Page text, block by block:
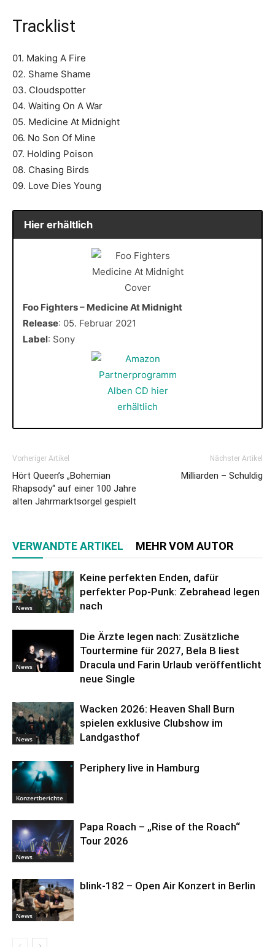
Tracklist
01. Making A Fire
02. Shame Shame
03. Cloudspotter
04. Waiting On A War
05. Medicine At Midnight
06. No Son Of Mine
07. Holding Poison
08. Chasing Birds
09. Love Dies Young
Hier erhältlich
Foo Fighters – Medicine At Midnight
Release: 05. Februar 2021
Label: Sony
Vorheriger Artikel
Hört Queen’s „Bohemian
Rhapsody“ auf einer 100 Jahre
alten Jahrmarktsorgel gespielt
Nächster Artikel
Milliarden – Schuldig
VERWANDTE ARTIKEL MEHR VOM AUTOR
News
Keine perfekten Enden, dafür
perfekter Pop-Punk: Zebrahead legen
nach
News
Die Ärzte legen nach: Zusätzliche
Tourtermine für 2027, Bela B liest
Dracula und Farin Urlaub veröffentlicht
neue Single
News
Wacken 2026: Heaven Shall Burn
spielen exklusive Clubshow im
Landgasthof
Konzertberichte
Periphery live in Hamburg
News
Papa Roach – „Rise of the Roach“
Tour 2026
News
blink-182 – Open Air Konzert in Berlin